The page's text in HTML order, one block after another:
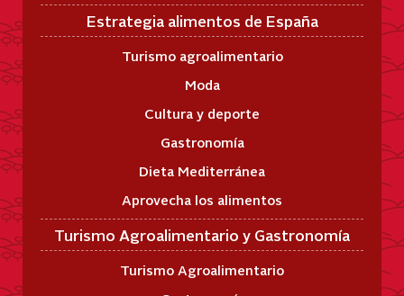
Estrategia alimentos de España
Turismo agroalimentario
Moda
Cultura y deporte
Gastronomía
Dieta Mediterránea
Aprovecha los alimentos
Turismo Agroalimentario y Gastronomía
Turismo Agroalimentario